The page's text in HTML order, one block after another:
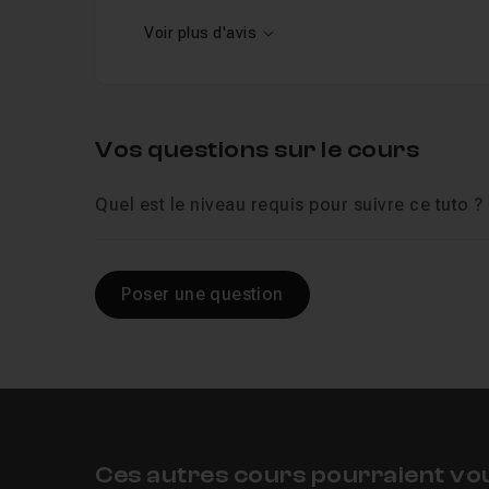
Voir plus d'avis
Vos questions sur le cours
Quel est le niveau requis pour suivre ce tuto ?
Poser une question
Ces autres cours pourraient